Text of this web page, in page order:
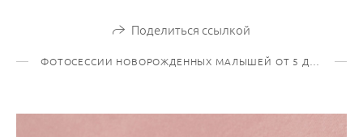
Поделиться ссылкой